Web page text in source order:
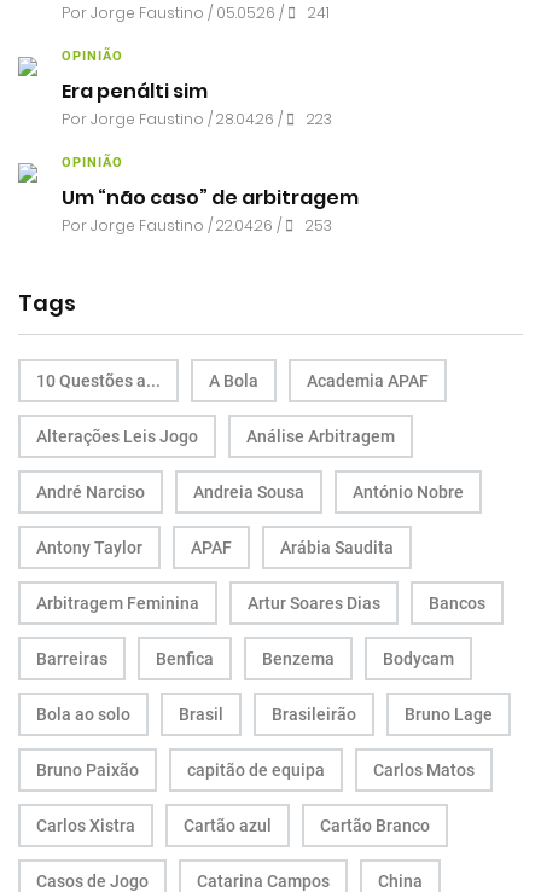
PorJorge Faustino / 05.05.26 / 241
OPINIÃO
Era penálti sim
PorJorge Faustino / 28.04.26 / 223
OPINIÃO
Um “não caso” de arbitragem
PorJorge Faustino / 22.04.26 / 253
Tags
10 Questões a... A Bola Academia APAF
Alterações Leis Jogo Análise Arbitragem
André Narciso Andreia Sousa António Nobre
Antony Taylor APAF Arábia Saudita
Arbitragem Feminina Artur Soares Dias Bancos
Barreiras Benfica Benzema Bodycam
Bola ao solo Brasil Brasileirão Bruno Lage
Bruno Paixão capitão de equipa Carlos Matos
Carlos Xistra Cartão azul Cartão Branco
Casos de Jogo Catarina Campos China